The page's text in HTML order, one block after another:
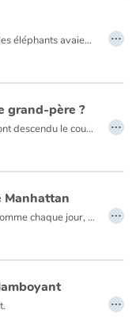
Il y a de cela fort longtemps, les éléphants avaient des ailes, de belles ailes colorées, et les dieux les chevauchaient à travers les nuages.
…
grand-père ?
Grand-Aigle et Petit-Castor ont descendu le cours tumultueux de la rivière jusqu’aux rives tranquilles du lac Massawippi. Là, assis au bord de l’eau, sous le ciel piqueté d’étoiles d’une nuit de pleine lune, le vieux sage raconte à son petit-fils la naissance du peuple amérindien, un jour de grande paix, aux premières lueurs du tout premier matin du monde. …
Manhattan
Un matin d'un bel automne, comme chaque jour, elle est partie dans un taxi jaune... …
…